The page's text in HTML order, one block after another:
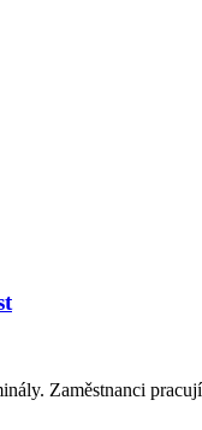
Zaměstnanci